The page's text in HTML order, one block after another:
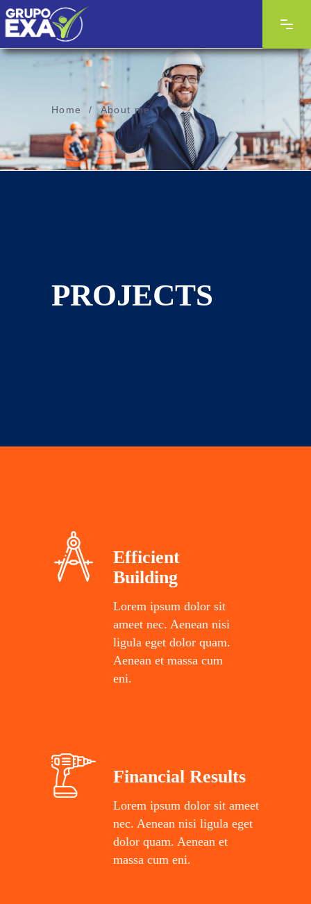
Home /About me
PROJECTS
Efficient
Building
Lorem ipsum dolor sit
ameet nec. Aenean nisi
ligula eget dolor quam.
Aenean et massa cum
eni.
Financial Results
Lorem ipsum dolor sit ameet
nec. Aenean nisi ligula eget
dolor quam. Aenean et
massa cum eni.